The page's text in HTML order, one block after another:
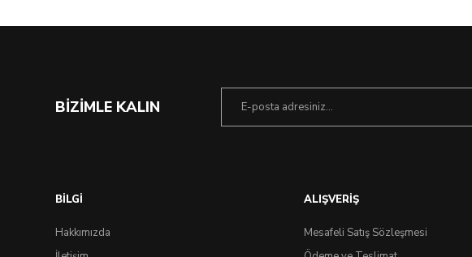
BİZİMLE KALIN
BİLGİ
Hakkımızda
ALIŞVERİŞ
Mesafeli Satış Sözleşmesi